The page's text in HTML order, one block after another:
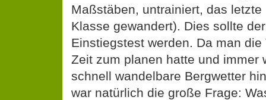
Maßstäben, untrainiert, das
Klasse gewandert). Dies sollte
Einstiegstest werden. Da man
Zeit zum planen hatte und immer
schnell wandelbare Bergwetter
war natürlich die große Frage: